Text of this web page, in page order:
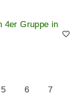
4er Gruppe in
5 6 7